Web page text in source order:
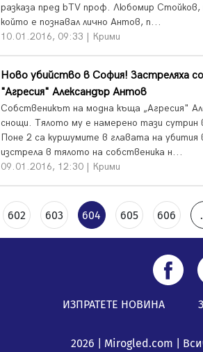
разказа пред bTV проф. Любомир
който е познавал лично Антов, п...
10.01.2016, 09:33 | Крими
Ново убийство в София! Застреляха
"Агресия" Александър Антов
Собственикът на модна къща „Агресия"
снощи. Тялото му е намерено тази сутрин
Поне 2 са куршумите в главата на убития
изстрела в тялото на собственика н...
09.01.2016, 12:30 | Крими
602 603 604 605 606
ИЗПРАТЕТЕ НОВИНА
2026 | Mirogled.com |